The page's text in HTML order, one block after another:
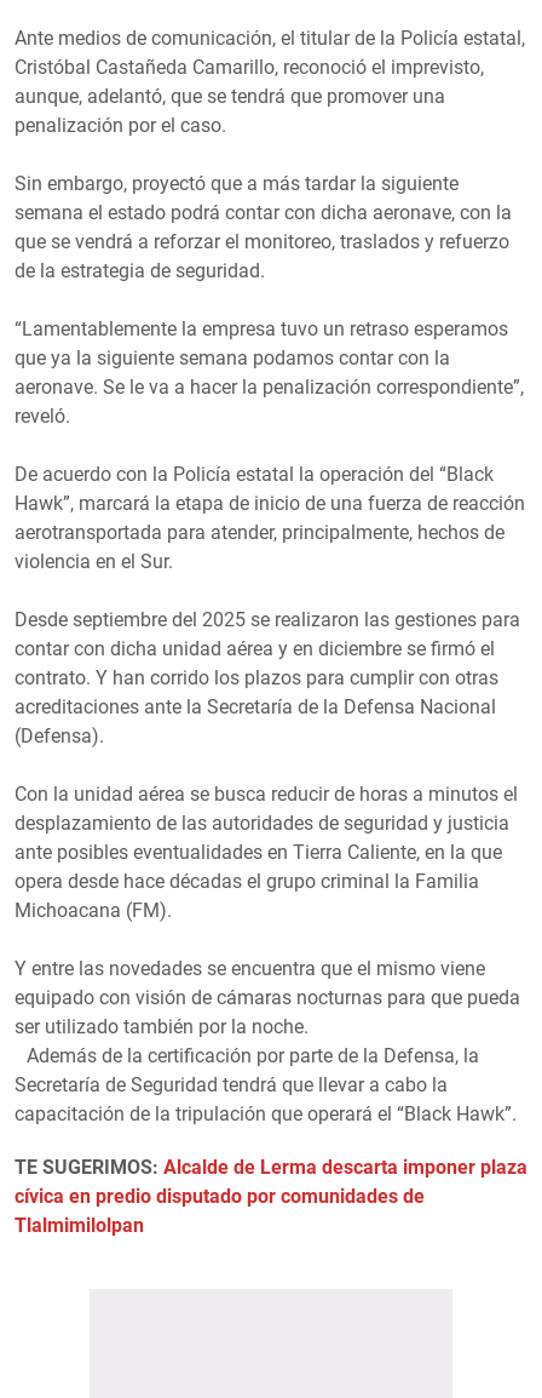
Ante medios de comunicación, el titular de la Policía estatal,
Cristóbal Castañeda Camarillo, reconoció el imprevisto,
aunque, adelantó, que se tendrá que promover una
penalización por el caso.
Sin embargo, proyectó que a más tardar la siguiente
semana el estado podrá contar con dicha aeronave, con la
que se vendrá a reforzar el monitoreo, traslados y refuerzo
de la estrategia de seguridad.
“Lamentablemente la empresa tuvo un retraso esperamos
que ya la siguiente semana podamos contar con la
aeronave. Se le va a hacer la penalización correspondiente”,
reveló.
De acuerdo con la Policía estatal la operación del “Black
Hawk”, marcará la etapa de inicio de una fuerza de reacción
aerotransportada para atender, principalmente, hechos de
violencia en el Sur.
Desde septiembre del 2025 se realizaron las gestiones para
contar con dicha unidad aérea y en diciembre se firmó el
contrato. Y han corrido los plazos para cumplir con otras
acreditaciones ante la Secretaría de la Defensa Nacional
(Defensa).
Con la unidad aérea se busca reducir de horas a minutos el
desplazamiento de las autoridades de seguridad y justicia
ante posibles eventualidades en Tierra Caliente, en la que
opera desde hace décadas el grupo criminal la Familia
Michoacana (FM).
Y entre las novedades se encuentra que el mismo viene
equipado con visión de cámaras nocturnas para que pueda
ser utilizado también por la noche.
Además de la certificación por parte de la Defensa, la
Secretaría de Seguridad tendrá que llevar a cabo la
capacitación de la tripulación que operará el “Black Hawk”.
TE SUGERIMOS: Alcalde de Lerma descarta imponer plaza
cívica en predio disputado por comunidades de
Tlalmimilolpan